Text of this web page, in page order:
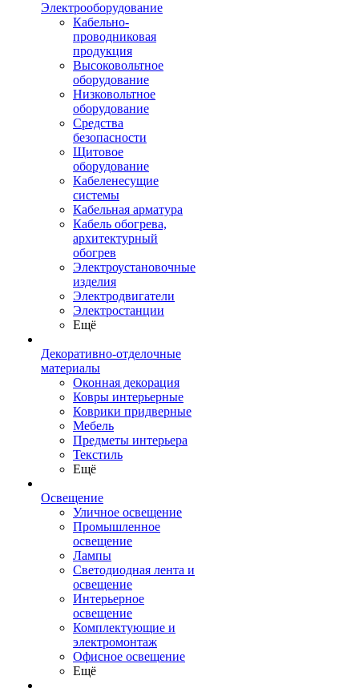
Электрооборудование
Кабельно-
проводниковая
продукция
Высоковольтное
оборудование
Низковольтное
оборудование
Средства
безопасности
Щитовое
оборудование
Кабеленесущие
системы
Кабельная арматура
Кабель обогрева,
архитектурный
обогрев
Электроустановочные
изделия
Электродвигатели
Электростанции
Ещё
Декоративно-отделочные
материалы
Оконная декорация
Ковры интерьерные
Коврики придверные
Мебель
Предметы интерьера
Текстиль
Ещё
Освещение
Уличное освещение
Промышленное
освещение
Лампы
Светодиодная лента и
освещение
Интерьерное
освещение
Комплектующие и
электромонтаж
Офисное освещение
Ещё